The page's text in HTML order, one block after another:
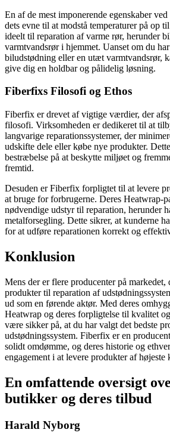
En af de mest imponerende egenskaber
dets evne til at modstå temperaturer på op
ideelt til reparation af varme rør, herunder
varmtvandsrør i hjemmet. Uanset om du
biludstødning eller en utæt varmtvandsrør,
give dig en holdbar og pålidelig løsning.
Fiberfixs Filosofi og Ethos
Fiberfix er drevet af vigtige værdier, der
filosofi. Virksomheden er dedikeret til at
langvarige reparationssystemer, der
udskifte dele eller købe nye produkter.
bestræbelse på at beskytte miljøet og
fremtid.
Desuden er Fiberfix forpligtet til at levere
at bruge for forbrugerne. Deres Heatwrap-
nødvendige udstyr til reparation, herunder
metalforsegling. Dette sikrer, at kunderne
for at udføre reparationen korrekt og
Konklusion
Mens der er flere producenter på
produkter til reparation af
ud som en førende aktør. Med deres
Heatwrap og deres forpligtelse til kvalitet
være sikker på, at du har valgt det bedste
udstødningssystem. Fiberfix er en
solidt omdømme, og deres historie og
engagement i at levere produkter af højeste
En omfattende oversigt
butikker og deres tilbud
Harald Nyborg